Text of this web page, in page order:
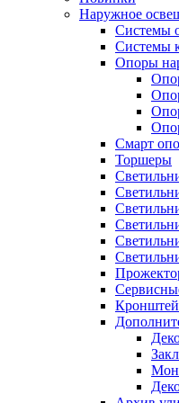
Наружное
Системы
Системы
Опоры
Смарт
Торшеры